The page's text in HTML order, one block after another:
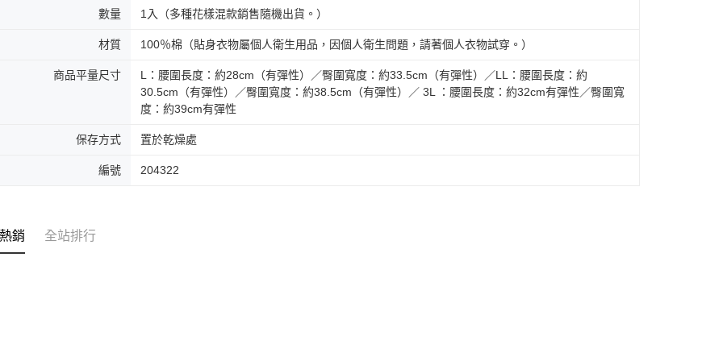
數量 1入（多種花樣混款銷售隨機出貨。）
材質 100％棉（貼身衣物屬個人衛生用品，因個人衛生問題，請著個人衣物試穿。）
商品平量尺寸
L：腰圍長度：約28cm（有彈性）／臀圍寬度：約33.5cm（有彈性）／LL：腰圍長度：約
30.5cm（有彈性）／臀圍寬度：約38.5cm（有彈性）／ 3L ：腰圍長度：約32cm有彈性／臀圍寬
度：約39cm有彈性
保存方式 置於乾燥處
編號 204322
銷 全站排行